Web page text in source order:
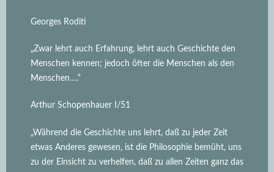
Georges Roditi
„Zwar lehrt auch Erfahrung, lehrt auch Geschichte den
Menschen kennen; jedoch öfter die Menschen als den
Menschen….“
Arthur Schopenhauer I/51
„Während die Geschichte uns lehrt, daß zu jeder Zeit
etwas Anderes gewesen, ist die Philosophie bemüht, uns
zu der Einsicht zu verhelfen, daß zu allen Zeiten ganz das